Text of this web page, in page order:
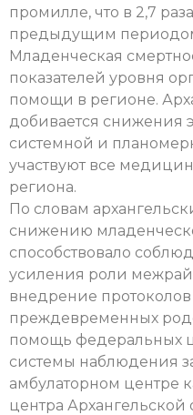
промилле, что в 2,7
предыдущим
Младенческая
показателей уровня
помощи в регионе.
добивается снижения
системной и
участвуют все
региона.
По словам
снижению
способствовало
усиления роли
внедрение
преждевременных
помощь федеральных
системы наблюдения
амбулаторном центре
центра